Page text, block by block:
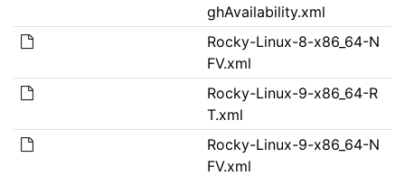
ghAvailability.xml
Rocky-Linux-8-x86_64-N
FV.xml
Rocky-Linux-9-x86_64-R
T.xml
Rocky-Linux-9-x86_64-N
FV.xml